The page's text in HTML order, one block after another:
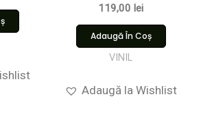
119,00 lei
Adaugă În Coș
VINIL
Adaugă la Wishlist